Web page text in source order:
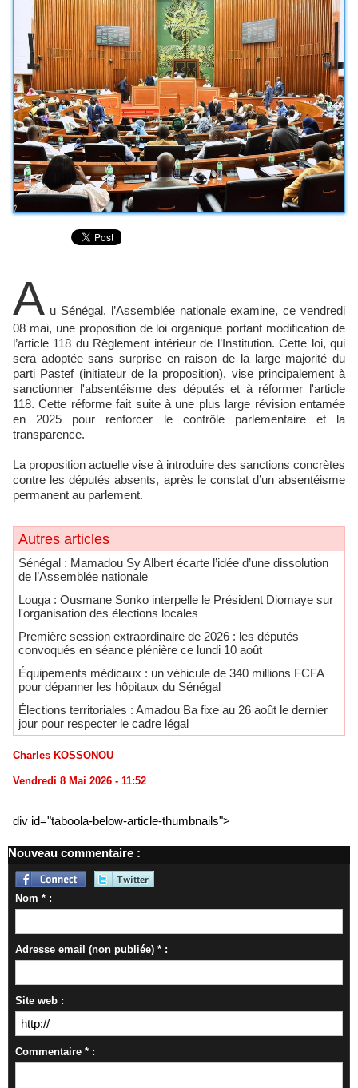
A u Sénégal, l’Assemblée nationale examine, ce vendredi
08 mai, une proposition de loi organique portant modification de
l’article 118 du Règlement intérieur de l’Institution. Cette loi, qui
sera adoptée sans surprise en raison de la large majorité du
parti Pastef (initiateur de la proposition), vise principalement à
sanctionner l'absentéisme des députés et à réformer l'article
118. Cette réforme fait suite à une plus large révision entamée
en 2025 pour renforcer le contrôle parlementaire et la
transparence.
La proposition actuelle vise à introduire des sanctions concrètes
contre les députés absents, après le constat d’un absentéisme
permanent au parlement.
Autres articles
Sénégal : Mamadou Sy Albert écarte l’idée d’une dissolution
de l’Assemblée nationale
Louga : Ousmane Sonko interpelle le Président Diomaye sur
l'organisation des élections locales
Première session extraordinaire de 2026 : les députés
convoqués en séance plénière ce lundi 10 août
Équipements médicaux : un véhicule de 340 millions FCFA
pour dépanner les hôpitaux du Sénégal
Élections territoriales : Amadou Ba fixe au 26 août le dernier
jour pour respecter le cadre légal
Charles KOSSONOU
Vendredi 8 Mai 2026 - 11:52
div id="taboola-below-article-thumbnails">
Nouveau commentaire :
Nom * :
Adresse email (non publiée) * :
Site web :
Commentaire * :